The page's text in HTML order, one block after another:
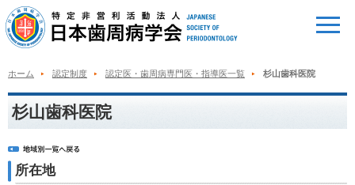
ホーム 認定制度 認定医・歯周病専門医・指導医一覧 杉山歯科医院
杉山歯科医院
所在地